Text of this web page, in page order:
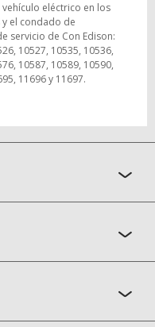
eléctrico en los
el condado de
servicio de Con Edison:
10527, 10535, 10536,
10587, 10589, 10590,
11696 y 11697.